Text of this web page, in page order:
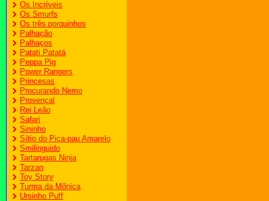
Os Incríveis
Os Smurfs
Os três porquinhos
Palhação
Palhaços
Patati Patatá
Peppa Pig
Power Rangers
Princesas
Procurando Nemo
Provençal
Rei Leão
Safari
Sininho
Sítio do Pica-pau Amarelo
Smilinguido
Tartarugas Ninja
Tarzan
Toy Story
Turma da Mônica
Ursinho Puff